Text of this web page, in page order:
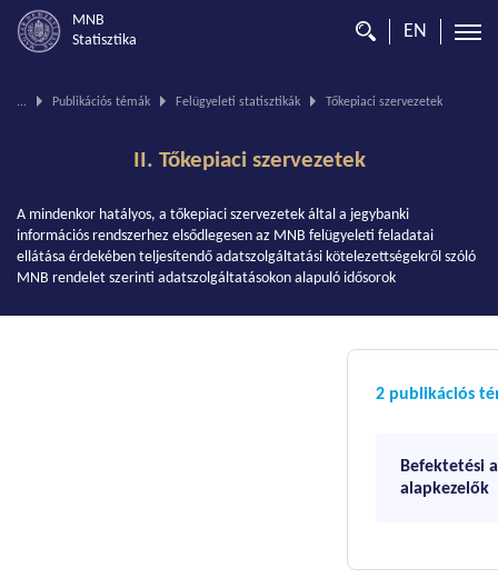
MNB
Statisztika
EN
Ön
... Publikációs témák Felügyeleti statisztikák Tőkepiaci szervezetek
II. Tőkepiaci szervezetek
A mindenkor hatályos, a tőkepiaci szervezetek által a jegybanki
információs rendszerhez elsődlegesen az MNB felügyeleti feladatai
ellátása érdekében teljesítendő adatszolgáltatási kötelezettségekről szóló
MNB rendelet szerinti adatszolgáltatásokon alapuló idősorok
2 publikációs
Befektetési
alapkezelők